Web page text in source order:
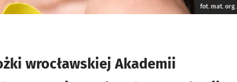
fot. mat. org.
wrocławskiej Akademii